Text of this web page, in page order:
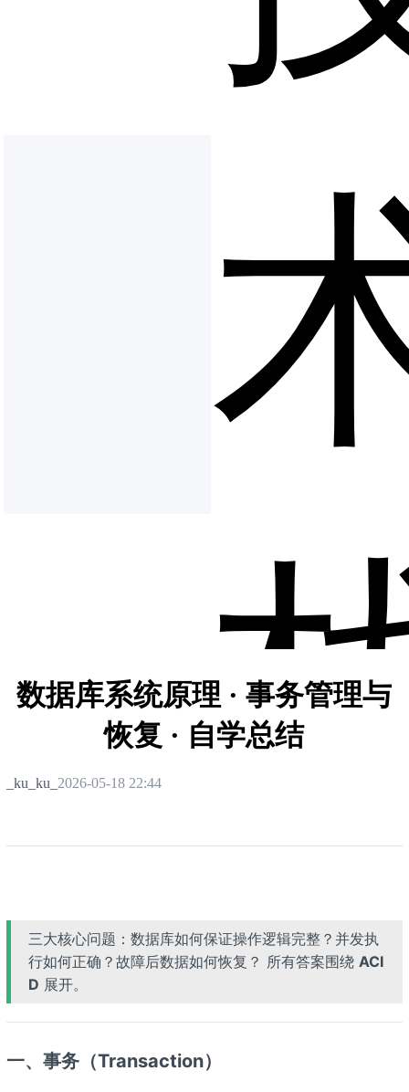
数据库系统原理 · 事务管理与
恢复 · 自学总结
_ku_ku_ 2026-05-18 22:44
三大核心问题：数据库如何保证操作逻辑完整？并发执
行如何正确？故障后数据如何恢复？ 所有答案围绕 ACI
D 展开。
一、事务（Transaction）